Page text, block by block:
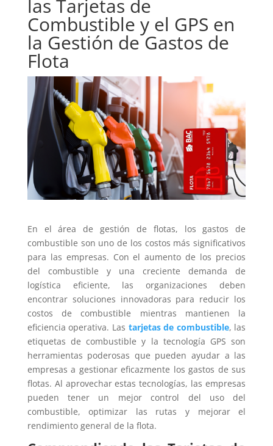
las Tarjetas de
Combustible y el GPS en
la Gestión de Gastos de
Flota
En el área de gestión de flotas, los gastos de
combustible son uno de los costos más significativos
para las empresas. Con el aumento de los precios
del combustible y una creciente demanda de
logística eficiente, las organizaciones deben
encontrar soluciones innovadoras para reducir los
costos de combustible mientras mantienen la
eficiencia operativa. Las tarjetas de combustible, las
etiquetas de combustible y la tecnología GPS son
herramientas poderosas que pueden ayudar a las
empresas a gestionar eficazmente los gastos de sus
flotas. Al aprovechar estas tecnologías, las empresas
pueden tener un mejor control del uso del
combustible, optimizar las rutas y mejorar el
rendimiento general de la flota.